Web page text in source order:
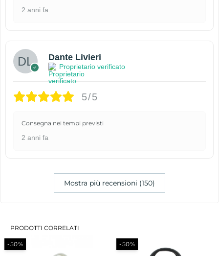
2 anni fa
Dante Livieri
Proprietario verificato
5/5
Consegna nei tempi previsti
2 anni fa
Mostra più recensioni (150)
PRODOTTI CORRELATI
-50% -50%